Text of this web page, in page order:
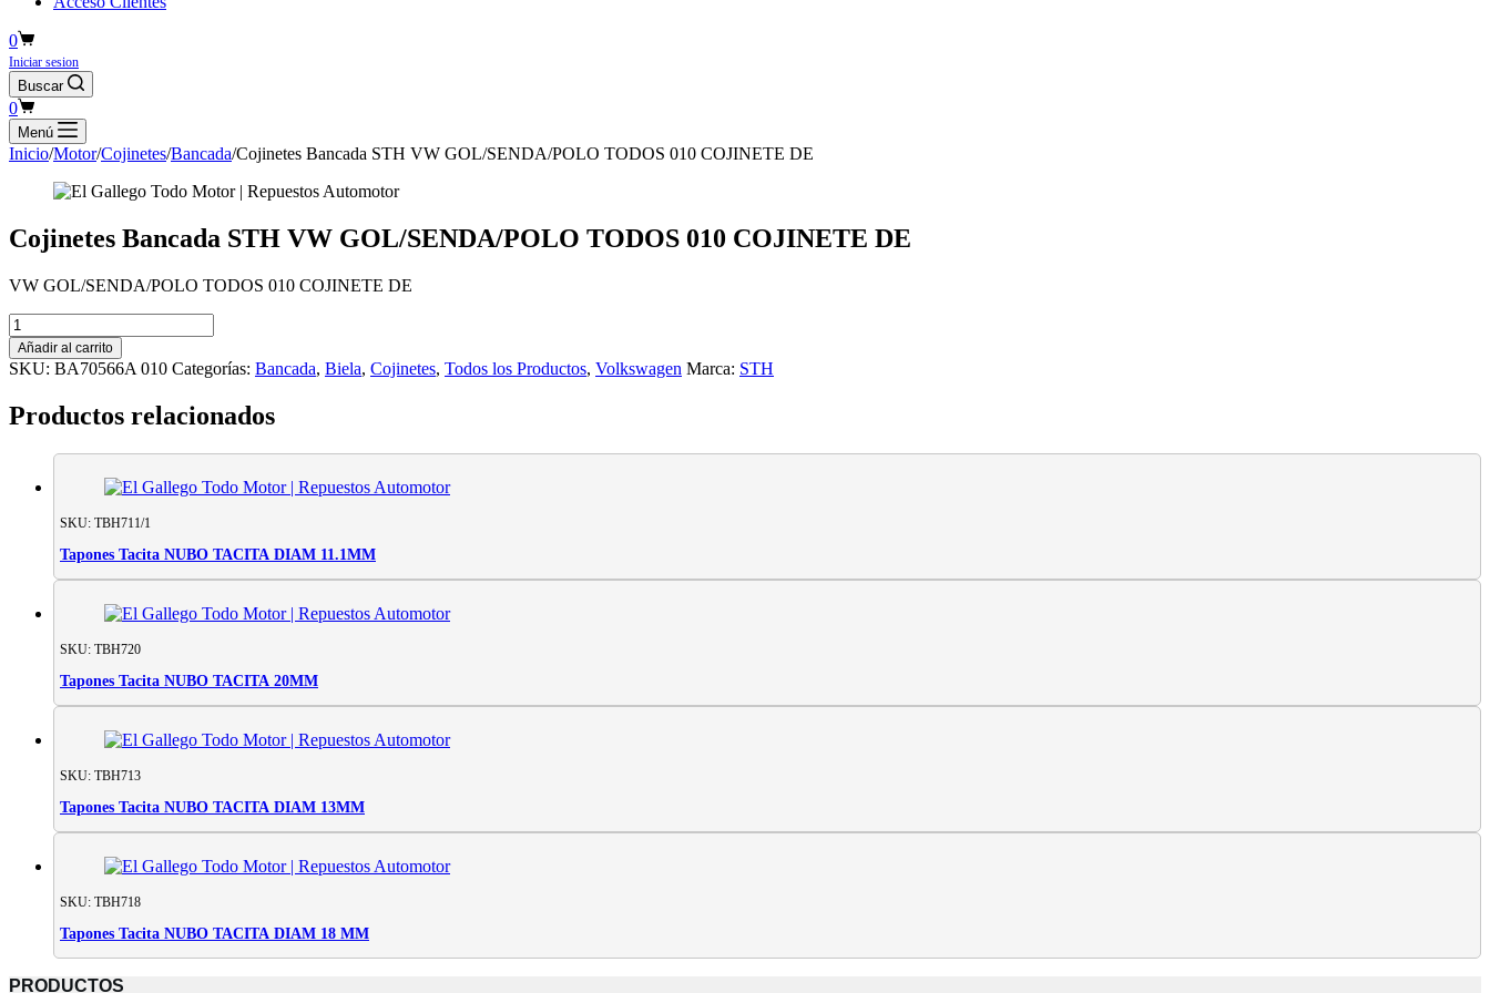
Carro
de
compra
0
Iniciar sesion
Buscar
Carro
de
compra
0
Menú
Inicio/Motor/Cojinetes/Bancada/Cojinetes Bancada STH VW GOL/SENDA/POLO TODOS 010 COJINETE DE
Cojinetes Bancada STH VW GOL/SENDA/POLO TODOS 010 COJINETE DE
VW GOL/SENDA/POLO TODOS 010 COJINETE DE
Cojinetes
Bancada
STH
GOL/SENDA/POLO
TODOS
COJINETE
Añadir al carrito
SKU: BA70566A 010 Categorías: Bancada, Biela, Cojinetes, Todos los Productos, Volkswagen Marca: STH
Productos relacionados
SKU: TBH711/1
Tapones Tacita NUBO TACITA DIAM 11.1MM
SKU: TBH720
Tapones Tacita NUBO TACITA 20MM
SKU: TBH713
Tapones Tacita NUBO TACITA DIAM 13MM
SKU: TBH718
Tapones Tacita NUBO TACITA DIAM 18 MM
PRODUCTOS